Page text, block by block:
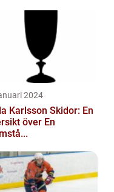
2024
Karlsson Skidor: En
över En